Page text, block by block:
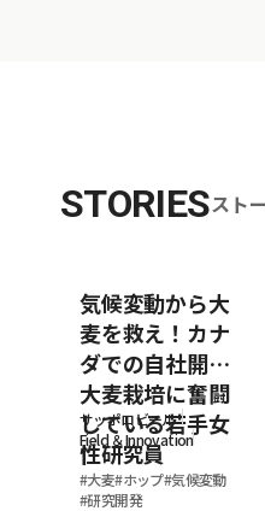
STORIESスト
気候変動から大
麦を救え！カナ
ダでの自社開発
大麦栽培に奮闘
している若手女
性研究員
サッポロビール
Field ＆Innovation
#大麦#ホップ#気候変動
#研究開発